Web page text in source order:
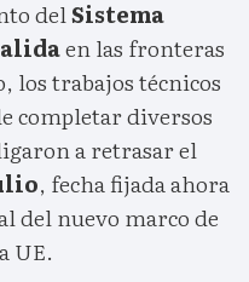
delSistema
en las fronteras
los trabajos técnicos
completar diversos
a retrasar el
, fecha fijada ahora
del nuevo marco de
UE.